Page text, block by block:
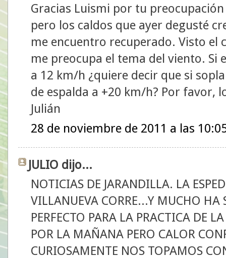
Gracias Luismi por tu
pero los caldos que ayer degusté
me encuentro recuperado. Visto el
me preocupa el tema del viento. Si
a 12 km/h ¿quiere decir que si
de espalda a +20 km/h? Por favor,
Julián
28 de noviembre de 2011 a las
JULIO dijo...
NOTICIAS DE JARANDILLA. LA
VILLANUEVA CORRE...Y MUCHO
PERFECTO PARA LA PRACTICA DE
POR LA MAÑANA PERO CALOR
CURIOSAMENTE NOS TOPAMOS